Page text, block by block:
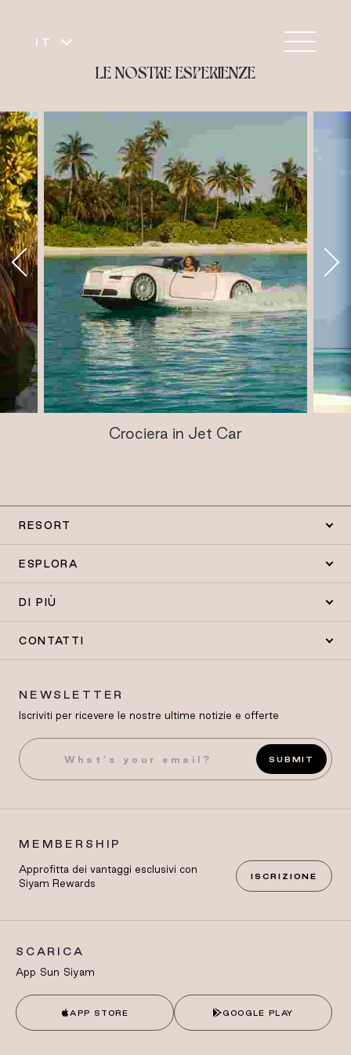
IT
LE NOSTRE ESPERIENZE
Crociera in Jet Car
RESORT
ESPLORA
DI PIÙ
CONTATTI
NEWSLETTER
Iscriviti per ricevere le nostre ultime notizie e offerte
SUBMIT
MEMBERSHIP
Approfitta dei vantaggi esclusivi con
Siyam Rewards
ISCRIZIONE
SCARICA
App Sun Siyam
APP STORE GOOGLE PLAY